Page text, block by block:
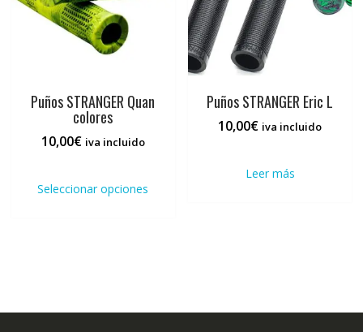
Puños STRANGER Quan
colores
10,00€ iva incluido
Seleccionar opciones
Puños STRANGER Eric L
10,00€ iva incluido
Leer más